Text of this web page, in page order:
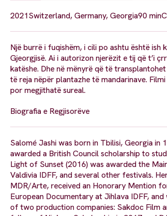
2021Switzerland, Germany, Georgia90 min
Një burrë i fuqishëm, i cili po ashtu është
Gjeorgjisë. Ai i autorizon njerëzit e tij që t’i
katëshe. Dhe në mënyrë që të
të reja nëpër plantazhe të mandarinave.
por megjithatë sureal.
Biografia e Regjisorëve
Salomé Jashi was born in Tbilisi, Georgia
awarded a British Council scholarship to
Light of Sunset (2016) was awarded the
Valdivia IDFF, and several other festivals.
MDR/Arte, received an Honorary Mention
European Documentary at Jihlava IDFF,
of two production companies: Sakdoc Film